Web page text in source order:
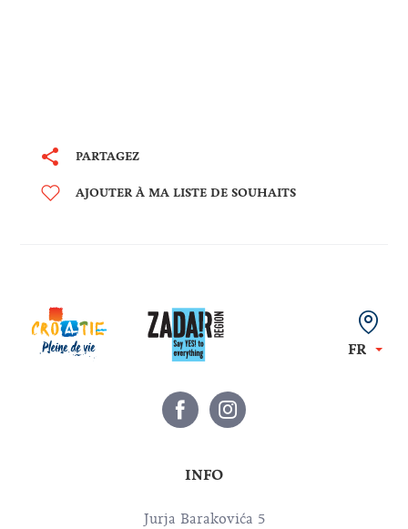
PARTAGEZ
AJOUTER À MA LISTE DE SOUHAITS
FR
INFO
Jurja Barakovića 5